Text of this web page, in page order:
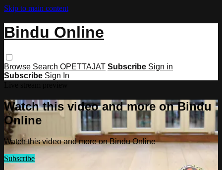
Skip to main content
Bindu Online
Browse Search OPETTAJAT Subscribe Sign in
Subscribe Sign In
Watch this video and more on Bindu
Online
Watch this video and more on Bindu Online
Subscribe